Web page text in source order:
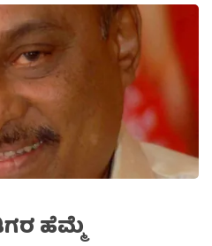
ಹೆಮ್ಮೆ